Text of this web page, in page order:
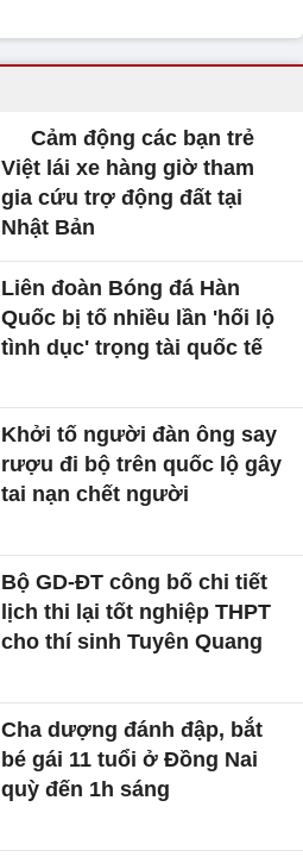
Cảm động các bạn trẻ
Việt lái xe hàng giờ tham
gia cứu trợ động đất tại
Nhật Bản
Liên đoàn Bóng đá Hàn
Quốc bị tố nhiều lần 'hối lộ
tình dục' trọng tài quốc tế
Khởi tố người đàn ông say
rượu đi bộ trên quốc lộ gây
tai nạn chết người
Bộ GD-ĐT công bố chi tiết
lịch thi lại tốt nghiệp THPT
cho thí sinh Tuyên Quang
Cha dượng đánh đập, bắt
bé gái 11 tuổi ở Đồng Nai
quỳ đến 1h sáng